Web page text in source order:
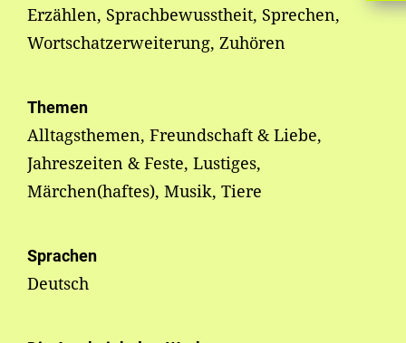
Erzählen, Sprachbewusstheit, Sprechen,
Wortschatzerweiterung, Zuhören
Themen
Alltagsthemen, Freundschaft & Liebe,
Jahreszeiten & Feste, Lustiges,
Märchen(haftes), Musik, Tiere
Sprachen
Deutsch